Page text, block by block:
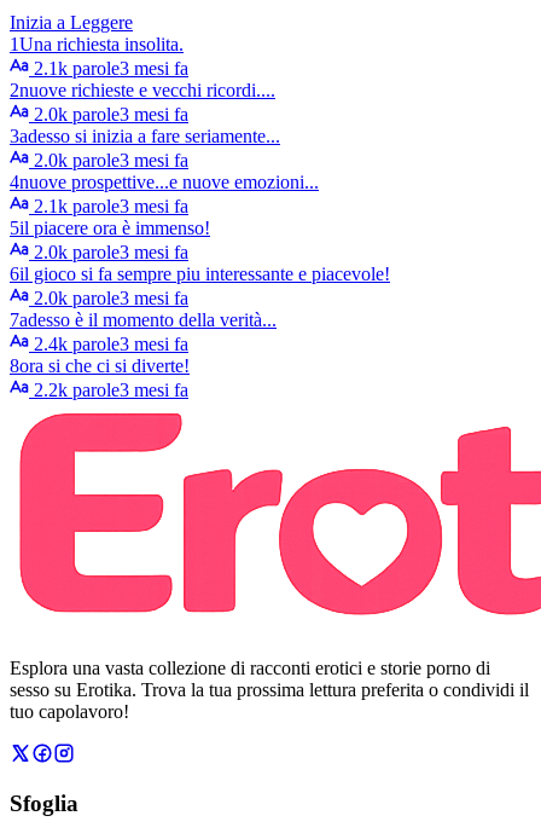
Inizia a Leggere
1Una richiesta insolita.
2.1k parole3 mesi fa
2nuove richieste e vecchi ricordi....
2.0k parole3 mesi fa
3adesso si inizia a fare seriamente...
2.0k parole3 mesi fa
4nuove prospettive...e nuove emozioni...
2.1k parole3 mesi fa
5il piacere ora è immenso!
2.0k parole3 mesi fa
6il gioco si fa sempre piu interessante e piacevole!
2.0k parole3 mesi fa
7adesso è il momento della verità...
2.4k parole3 mesi fa
8ora si che ci si diverte!
2.2k parole3 mesi fa
Esplora una vasta collezione di racconti erotici e storie porno di
sesso su Erotika. Trova la tua prossima lettura preferita o condividi il
tuo capolavoro!
Sfoglia